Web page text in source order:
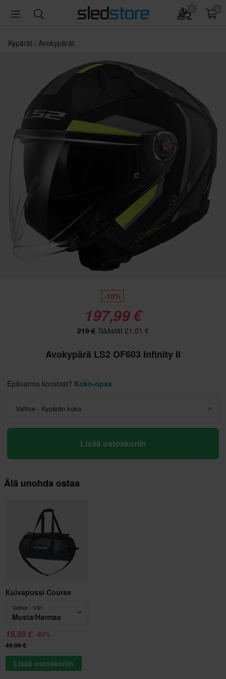
Kypärät Avokypärät
-10%
197,99 €
219 € Säästät 21,01 €
Avokypärä LS2 OF603 Infinity II
Epävarma koostasi? Koko-opas
Valitse - Kypärän koko
Lisää ostoskoriin
Älä unohda ostaa
Kuivapussi Course
Valitse - Väri
Musta/Harmaa
18,99 € -62%
49,99 €
Lisää ostoskoriin